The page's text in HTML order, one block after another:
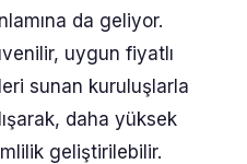
da geliyor.
uygun fiyatlı
sunan kuruluşlarla
daha yüksek
geliştirilebilir.